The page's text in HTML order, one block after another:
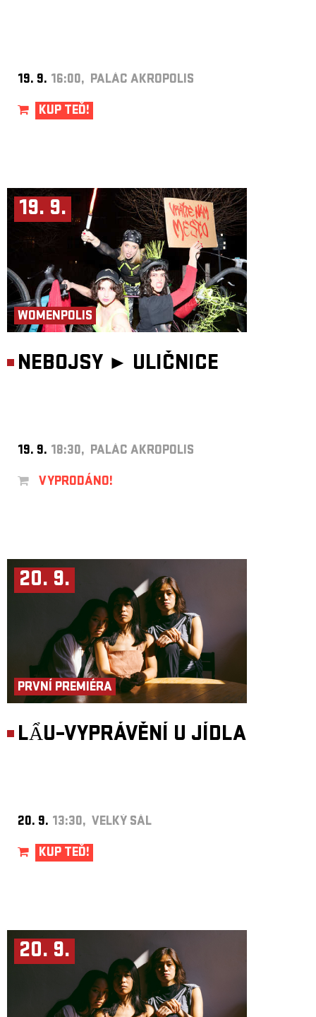
19. 9. 16:00, PALÁC AKROPOLIS
KUP TEĎ!
19. 9.
WOMENPOLIS
NEBOJSY ► ULIČNICE
19. 9. 18:30, PALÁC AKROPOLIS
VYPRODÁNO!
20. 9.
PRVNÍ PREMIÉRA
LẨU–VYPRÁVĚNÍ U JÍDLA
20. 9. 13:30, VELKÝ SÁL
KUP TEĎ!
20. 9.